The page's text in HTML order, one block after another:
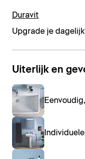
Duravit
Upgrade je
Uiterlijk en